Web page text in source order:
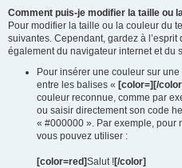
Comment puis-je modifier la taille ou
Pour modifier la taille ou la couleur du
suivantes. Cependant, gardez à
également du navigateur internet et du
Pour insérer une couleur sur une
entre les balises « [color=][/
couleur reconnue, comme par
ou saisir directement son code
« #000000 ». Par exemple, pour
vous pouvez utiliser :
[color=red]Salut ![/color]